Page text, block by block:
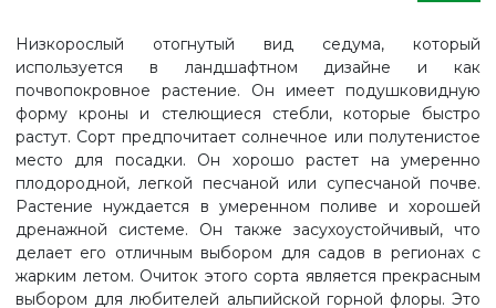
Низкорослый отогнутый вид седума, который
используется в ландшафтном дизайне и как
почвопокровное растение. Он имеет подушковидную
форму кроны и стелющиеся стебли, которые быстро
растут. Сорт предпочитает солнечное или полутенистое
место для посадки. Он хорошо растет на умеренно
плодородной, легкой песчаной или супесчаной почве.
Растение нуждается в умеренном поливе и хорошей
дренажной системе. Он также засухоустойчивый, что
делает его отличным выбором для садов в регионах с
жарким летом. Очиток этого сорта является прекрасным
выбором для любителей альпийской горной флоры. Это